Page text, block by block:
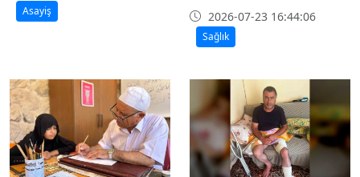
Asayiş
2026-07-23 16:44:06
Sağlık